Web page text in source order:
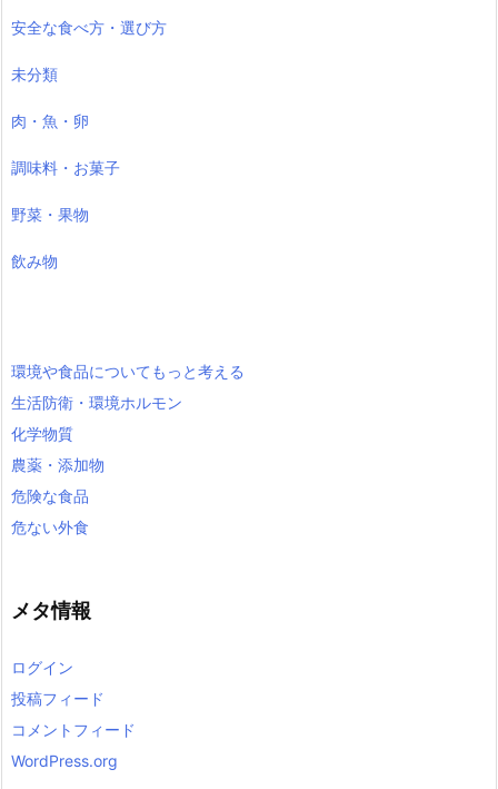
安全な食べ方・選び方
未分類
肉・魚・卵
調味料・お菓子
野菜・果物
飲み物
環境や食品についてもっと考える
生活防衛・環境ホルモン
化学物質
農薬・添加物
危険な食品
危ない外食
メタ情報
ログイン
投稿フィード
コメントフィード
WordPress.org